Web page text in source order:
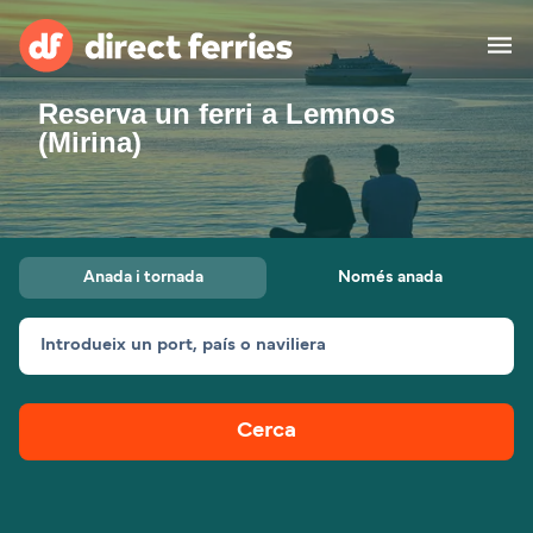
Països
Bitllets de Ferry
Ferris
Reserva un ferri a Lemnos
(Mirina)
Anada i tornada Només anada
Introdueix un port, país o naviliera
Cerca